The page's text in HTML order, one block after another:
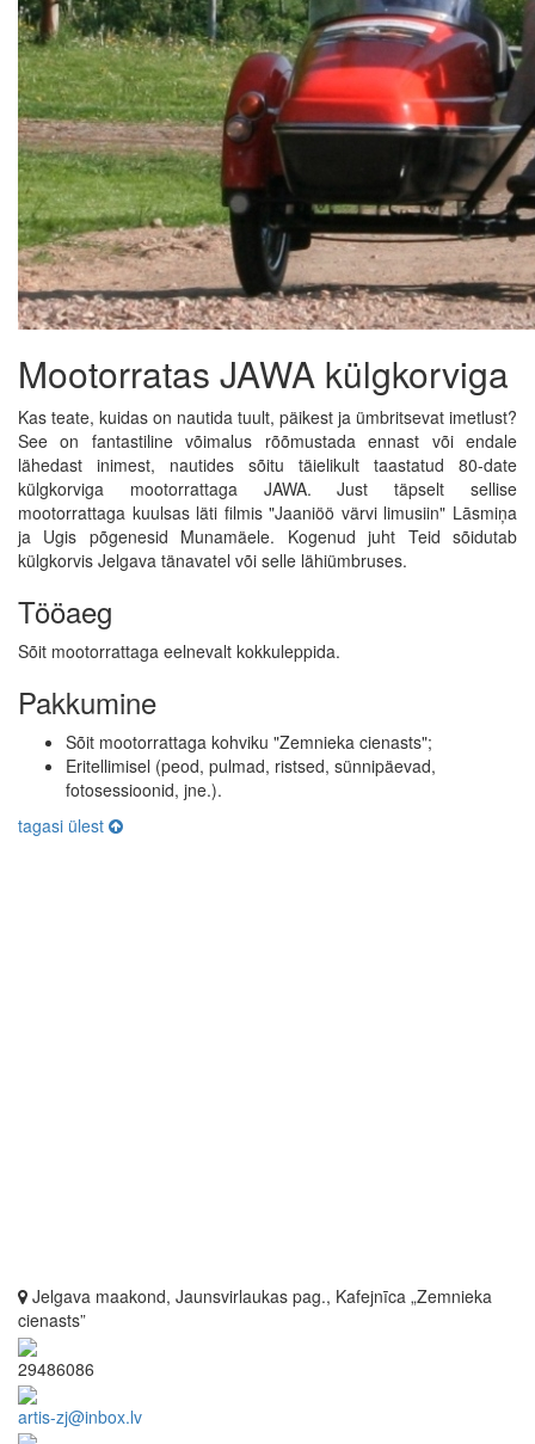
Mootorratas JAWA külgkorviga
Kas teate, kuidas on nautida tuult, päikest ja ümbritsevat imetlust?
See on fantastiline võimalus rõõmustada ennast või endale
lähedast inimest, nautides sõitu täielikult taastatud 80-date
külgkorviga mootorrattaga JAWA. Just täpselt sellise
mootorrattaga kuulsas läti filmis "Jaaniöö värvi limusiin" Lāsmiņa
ja Ugis põgenesid Munamäele. Kogenud juht Teid sõidutab
külgkorvis Jelgava tänavatel või selle lähiümbruses.
Tööaeg
Sõit mootorrattaga eelnevalt kokkuleppida.
Pakkumine
Sõit mootorrattaga kohviku "Zemnieka cienasts";
Eritellimisel (peod, pulmad, ristsed, sünnipäevad,
fotosessioonid, jne.).
tagasi ülest
Jelgava maakond, Jaunsvirlaukas pag., Kafejnīca „Zemnieka
cienasts”
29486086
artis-zj@inbox.lv